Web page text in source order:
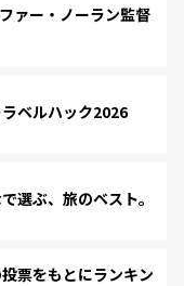
ァー・ノーラン監督
ベルハック2026
選ぶ、旅のベスト。
票をもとにランキン